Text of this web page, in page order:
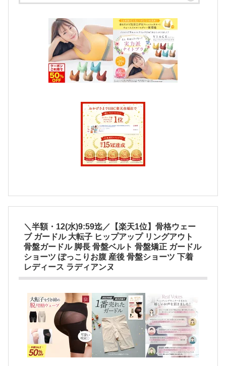
＼半額・12(水)9:59迄／【楽天1位】骨格ウェー
ブ ガードル 大転子 ヒップアップ リングアウト
骨盤ガードル 脚長 骨盤ベルト 骨盤矯正 ガードル
ショーツ ぽっこりお腹 産後 骨盤ショーツ 下着
レディース ラディアンヌ